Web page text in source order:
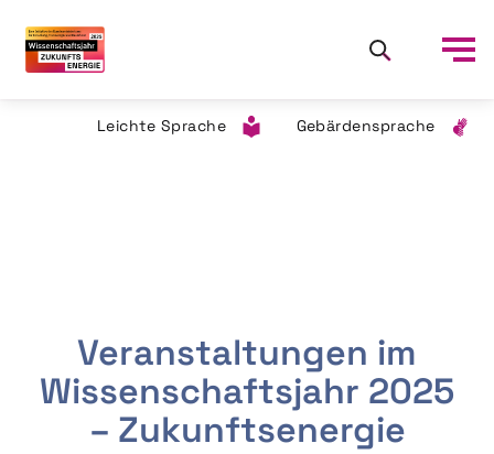
Leichte Sprache Gebärdensprache
Veranstaltungen im
Wissenschaftsjahr 2025
– Zukunftsenergie